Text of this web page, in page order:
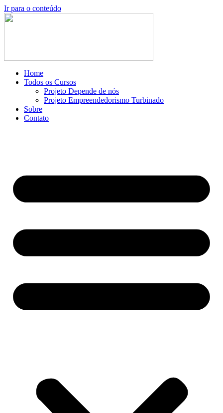
Ir para o conteúdo
Home
Todos os Cursos
Projeto Depende de nós
Projeto Empreendedorismo Turbinado
Sobre
Contato